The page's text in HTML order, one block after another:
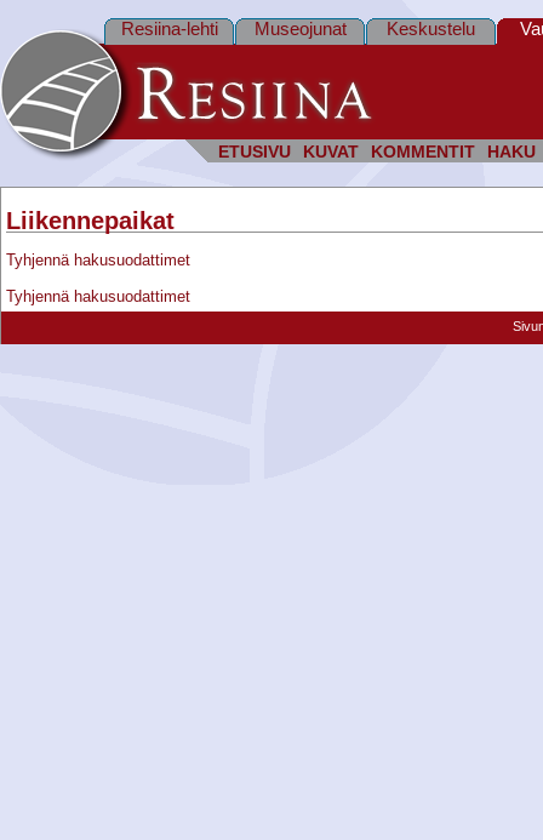
ETUSIVU KUVAT KOMMENTIT HAKU
Resiina-lehti Museojunat Keskustelu
Liikennepaikat
Tyhjennä hakusuodattimet
Tyhjennä hakusuodattimet